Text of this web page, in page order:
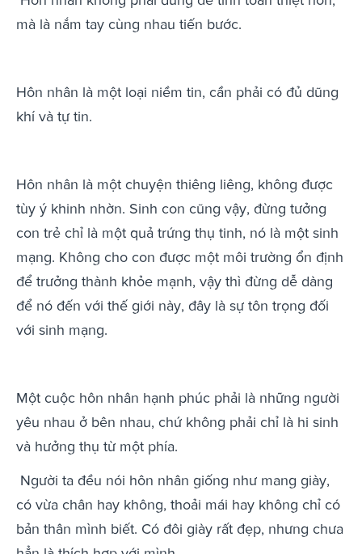
mà là nắm tay cùng nhau tiến bước.
Hôn nhân là một loại niềm tin, cần phải có đủ dũng
khí và tự tin.
Hôn nhân là một chuyện thiêng liêng, không được
tùy ý khinh nhờn. Sinh con cũng vậy, đừng tưởng
con trẻ chỉ là một quả trứng thụ tinh, nó là một sinh
mạng. Không cho con được một môi trường ổn định
để trưởng thành khỏe mạnh, vậy thì đừng dễ dàng
để nó đến với thế giới này, đây là sự tôn trọng đối
với sinh mạng.
Một cuộc hôn nhân hạnh phúc phải là những người
yêu nhau ở bên nhau, chứ không phải chỉ là hi sinh
và hưởng thụ từ một phía.
Người ta đều nói hôn nhân giống như mang giày,
có vừa chân hay không, thoải mái hay không chỉ có
bản thân mình biết. Có đôi giày rất đẹp, nhưng chưa